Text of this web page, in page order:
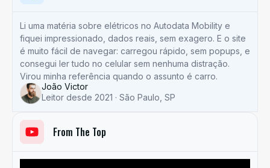
Li uma matéria sobre elétricos no Autodata Mobility e
fiquei impressionado, dados reais, sem exagero. E o site
é muito fácil de navegar: carregou rápido, sem popups, e
consegui ler tudo no celular sem nenhuma distração.
Virou minha referência quando o assunto é carro.
João Victor
Leitor desde 2021 · São Paulo, SP
From The Top